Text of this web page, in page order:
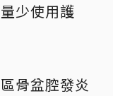
少使用護
骨盆腔發炎